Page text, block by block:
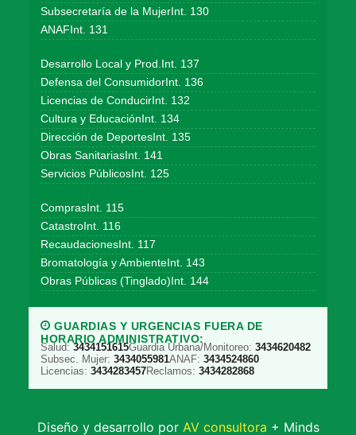
Subsecretaría de la MujerInt. 130
ANAFInt. 131
Desarrollo Local y Prod.Int. 137
Defensa del ConsumidorInt. 136
Licencias de ConducirInt. 132
Cultura y EducaciónInt. 134
Dirección de DeportesInt. 135
Obras SanitariasInt. 141
Servicios PúblicosInt. 125
ComprasInt. 115
CatastroInt. 116
RecaudacionesInt. 117
Bromatología y AmbienteInt. 143
Obras Públicas (Tinglado)Int. 144
GUARDIAS Y URGENCIAS FUERA DE
HORARIO ADMINISTRATIVO:
Salud: 3434151615Guardia Urbana/Monitoreo: 3434620482
Subsec. Mujer: 3434055981ANAF: 3434524860
Licencias: 3434283457Reclamos: 3434282868
Diseño y desarrollo por AV consultora + Minds